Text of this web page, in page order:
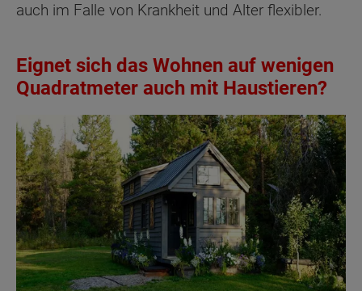
auch im Falle von Krankheit und Alter flexibler.
Eignet sich das Wohnen auf wenigen
Quadratmeter auch mit Haustieren?